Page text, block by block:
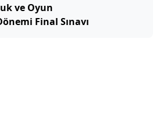
ve Oyun
Final Sınavı